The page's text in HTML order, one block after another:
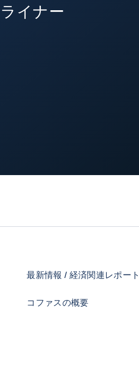
イナー
最新情報 / 経済関連レポート
コファスの概要